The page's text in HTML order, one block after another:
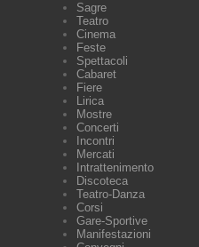
Sagre
Teatro
Cinema
Feste
Spettacoli
Cabaret
Fiere
Lirica
Mostre
Concerti
Incontri
Mercati
Intrattenimento
Discoteca
Teatro-Danza
Corsi
Gare-Sportive
Manifestazioni